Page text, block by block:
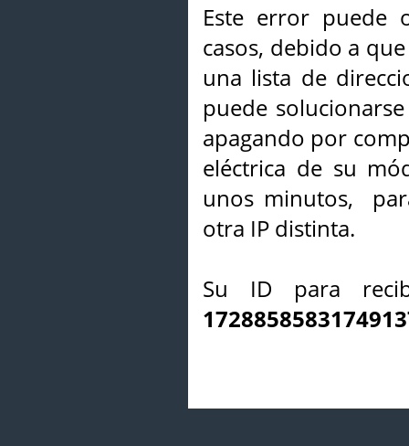
Este error puede
casos, debido a
una lista de
puede
apagando por
eléctrica de su
unos minutos,
otra IP distinta.
Su ID para